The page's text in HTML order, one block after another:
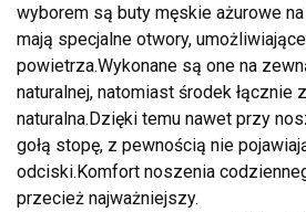
wyborem są buty męskie ażurowe
mają specjalne otwory,
powietrza.Wykonane są one na
naturalnej, natomiast środek łącznie
naturalna.Dzięki temu nawet przy
gołą stopę, z pewnością nie
odciski.Komfort noszenia
przecież najważniejszy.